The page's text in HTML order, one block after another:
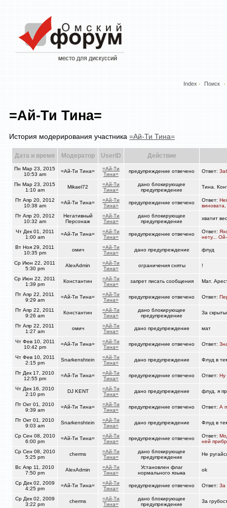
Index Поиск
=Ай-Ти Тина=
История модерирования участника =Ай-Ти Тина=
Дата и время Модератор UserID Действие
Пн Мар 23, 2015
10:53 am
=Ай-Ти Тина=
=Ай-Ти
Тина=
предупреждение отвечено Ответ:
Пн Мар 23, 2015
1:10 am
Mikael72
=Ай-Ти
Тина=
дано блокирующее
предупреждение
Тина.
Пт Апр 20, 2012
10:38 am
=Ай-Ти Тина=
=Ай-Ти
Тина=
предупреждение отвечено Ответ:
Пт Апр 20, 2012
10:32 am
Негативный
Персонаж
=Ай-Ти
Тина=
дано блокирующее
предупреждение
хватит
Чт Дек 01, 2011
1:00 am
=Ай-Ти Тина=
=Ай-Ти
Тина=
предупреждение отвечено Ответ:
нету...
Вт Ноя 29, 2011
10:35 pm
омич
=Ай-Ти
Тина=
дано предупреждение флуд
Ср Июн 22, 2011
5:30 pm
AlexAdmin
=Ай-Ти
Тина=
ограничения сняты !
Ср Июн 22, 2011
1:39 pm
Константин
=Ай-Ти
Тина=
запрет писать сообщения Мат.
Пт Апр 22, 2011
9:29 am
=Ай-Ти Тина=
=Ай-Ти
Тина=
предупреждение отвечено Ответ:
Пт Апр 22, 2011
9:26 am
Константин
=Ай-Ти
Тина=
дано блокирующее
предупреждение
За
Пт Апр 22, 2011
1:27 am
омич
=Ай-Ти
Тина=
дано предупреждение мат
Чт Фев 10, 2011
10:42 pm
=Ай-Ти Тина=
=Ай-Ти
Тина=
предупреждение отвечено Ответ:
Чт Фев 10, 2011
2:15 pm
Snarkenshtein
=Ай-Ти
Тина=
дано предупреждение Флуд в
Пт Дек 17, 2010
12:55 pm
=Ай-Ти Тина=
=Ай-Ти
Тина=
предупреждение отвечено Ответ: Ну
Чт Дек 16, 2010
2:10 pm
DJ KENT
=Ай-Ти
Тина=
дано предупреждение флуд. я
Пт Окт 01, 2010
9:39 am
=Ай-Ти Тина=
=Ай-Ти
Тина=
предупреждение отвечено Ответ: А
Пт Окт 01, 2010
9:03 am
Snarkenshtein
=Ай-Ти
Тина=
дано предупреждение Флуд в
Ср Сен 08, 2010
6:00 pm
=Ай-Ти Тина=
=Ай-Ти
Тина=
предупреждение отвечено Ответ:
ней
Ср Сен 08, 2010
5:25 pm
cherms
=Ай-Ти
Тина=
дано блокирующее
предупреждение
Не
Вс Апр 11, 2010
7:50 pm
AlexAdmin
=Ай-Ти
Тина=
Установлен флаг
нормального языка
ok
Ср Дек 02, 2009
4:25 pm
=Ай-Ти Тина=
=Ай-Ти
Тина=
предупреждение отвечено Ответ: За
Ср Дек 02, 2009
3:22 pm
cherms
=Ай-Ти
Тина=
дано блокирующее
предупреждение
За